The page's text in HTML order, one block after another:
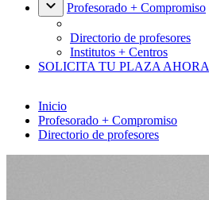
Profesorado + Compromiso
Directorio de profesores
Institutos + Centros
SOLICITA TU PLAZA AHORA
Inicio
Profesorado + Compromiso
Directorio de profesores